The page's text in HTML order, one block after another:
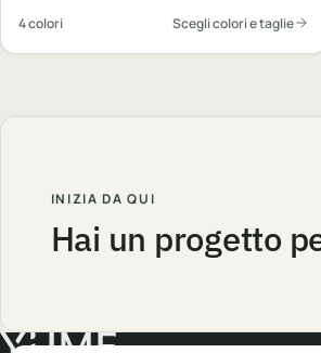
4 colori Scegli colori e taglie
INIZIA DA QUI
Hai un progetto